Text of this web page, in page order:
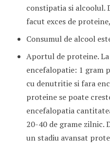
constipatia si alcoolul.
facut exces de
Consumul de alcool
Aportul de proteine.
encefalopatie: 1 gram
cu denutritie si fara
proteine se poate
encefalopatia
20-40 de grame zilnic.
un stadiu avansat